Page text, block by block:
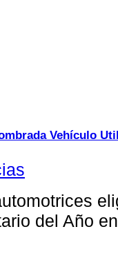
Vehículo
del Año